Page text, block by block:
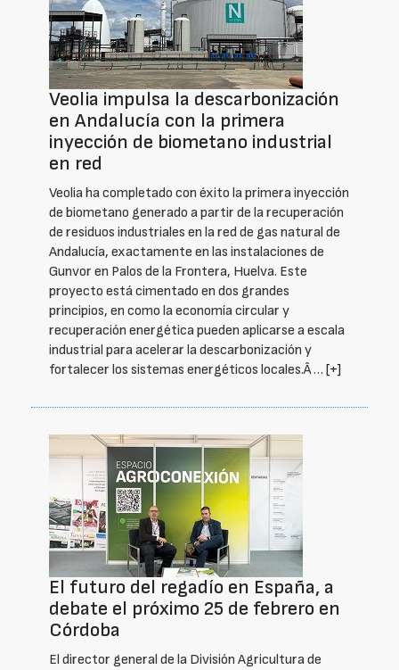
Veolia impulsa la descarbonización
en Andalucía con la primera
inyección de biometano industrial
en red
Veolia ha completado con éxito la primera inyección
de biometano generado a partir de la recuperación
de residuos industriales en la red de gas natural de
Andalucía, exactamente en las instalaciones de
Gunvor en Palos de la Frontera, Huelva. Este
proyecto está cimentado en dos grandes
principios, en como la economía circular y
recuperación energética pueden aplicarse a escala
industrial para acelerar la descarbonización y
fortalecer los sistemas energéticos locales.Â … [+]
El futuro del regadío en España, a
debate el próximo 25 de febrero en
Córdoba
El director general de la División Agricultura de